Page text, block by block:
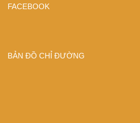
FACEBOOK
BẢN ĐỒ CHỈ ĐƯỜNG